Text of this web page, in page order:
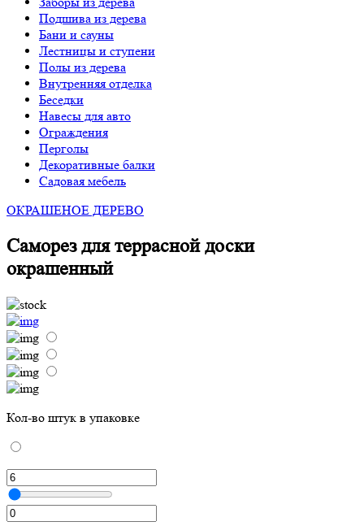
Подшива из дерева
Бани и сауны
Лестницы и ступени
Полы из дерева
Внутренняя отделка
Беседки
Навесы для авто
Ограждения
Перголы
Декоративные балки
Садовая мебель
ОКРАШЕНОЕ ДЕРЕВО
Саморез для террасной доски
окрашенный
Кол-во штук в упаковке